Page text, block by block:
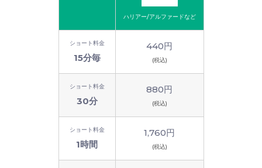
ハリアー/アルファードなど
ショート料金
15分毎
440円
(税込)
ショート料金
30分
880円
(税込)
ショート料金
1時間
1,760円
(税込)